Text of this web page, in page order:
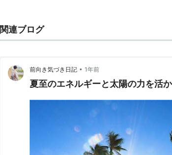
関連ブログ
前向き気づき日記 • 1年前
夏至のエネルギーと太陽の力を活